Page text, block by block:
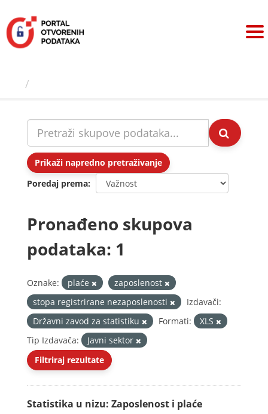
sadržaj
Prikaži napredno pretraživanje
Poredaj prema
Pronađeno skupova
podataka: 1
Oznake: plaće
zaposlenost
stopa registrirane nezaposlenosti
Izdavači:
Državni zavod za statistiku
Formati:
XLS
Tip Izdavača:
Javni sektor
Filtriraj rezultate
Statistika u nizu: Zaposlenost i plaće